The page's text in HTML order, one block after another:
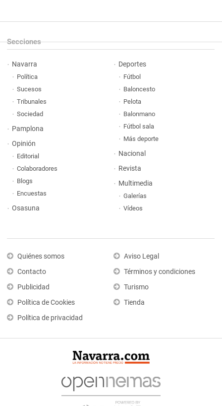
Secciones
Navarra
Política
Sucesos
Tribunales
Sociedad
Pamplona
Opinión
Editorial
Colaboradores
Blogs
Encuestas
Osasuna
Deportes
Fútbol
Baloncesto
Pelota
Balonmano
Fútbol sala
Más deporte
Nacional
Revista
Multimedia
Galerías
Vídeos
Quiénes somos
Contacto
Publicidad
Política de Cookies
Política de privacidad
Aviso Legal
Términos y condiciones
Turismo
Tienda